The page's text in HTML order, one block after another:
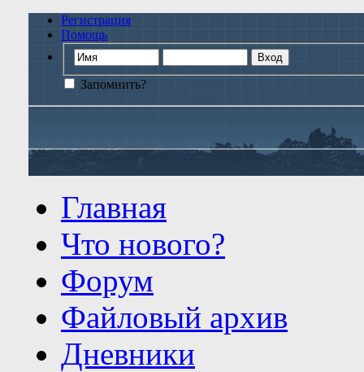
Регистрация
Помощь
Запомнить?
Главная
Что нового?
Форум
Файловый архив
Дневники